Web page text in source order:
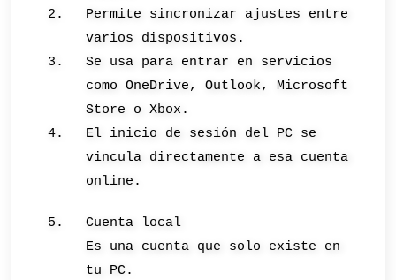
Permite sincronizar ajustes entre
varios dispositivos.
Se usa para entrar en servicios
como OneDrive, Outlook, Microsoft
Store o Xbox.
El inicio de sesión del PC se
vincula directamente a esa cuenta
online.
Cuenta local
Es una cuenta que solo existe en
tu PC.